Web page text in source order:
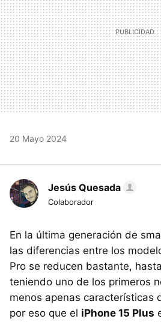
20 Mayo 2024
Jesús Quesada
Colaborador
En la última generación de
las diferencias entre los
Pro se reducen bastante,
teniendo uno de los primeros
menos apenas características
por eso que el iPhone 15 Plus